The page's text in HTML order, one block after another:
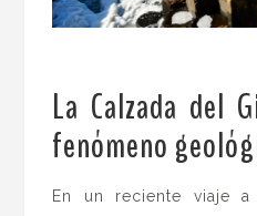
La Calzada del
fenómeno
En un reciente viaje